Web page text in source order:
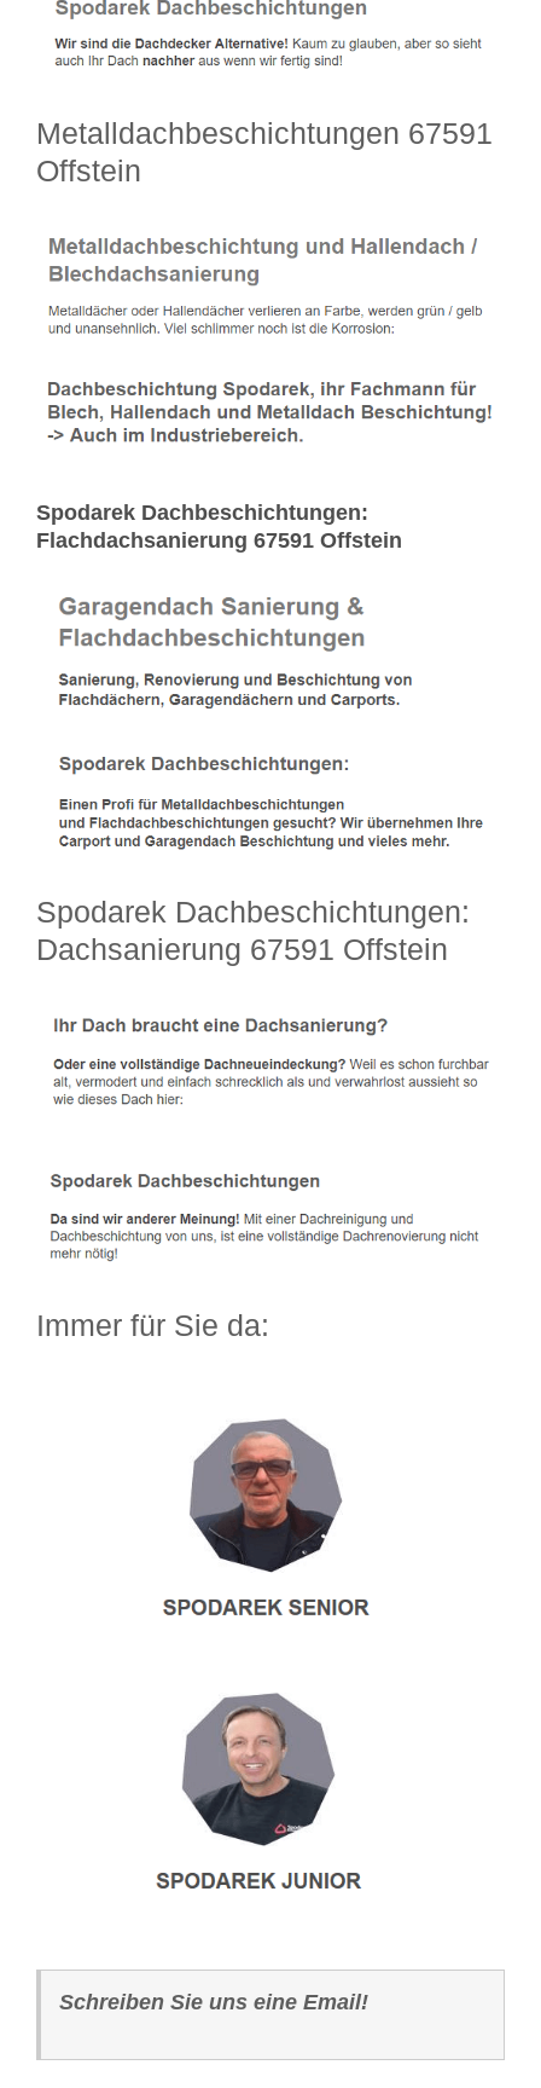
Metalldachbeschichtungen 67591
Offstein
Spodarek Dachbeschichtungen:
Flachdachsanierung 67591 Offstein
Spodarek Dachbeschichtungen:
Dachsanierung 67591 Offstein
Immer für Sie da:
Schreiben Sie uns eine Email!